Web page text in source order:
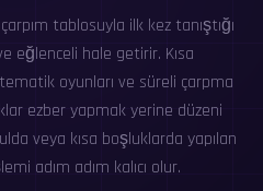
tablosuyla ilk kez tanıştığı
eğlenceli hale getirir. Kısa
oyunları ve süreli çarpma
ezber yapmak yerine düzeni
veya kısa boşluklarda yapılan
adım adım kalıcı olur.